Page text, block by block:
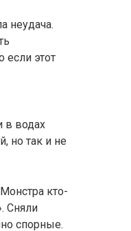
неудача.
если этот
в водах
но так и не
кто-
Сняли
спорные.